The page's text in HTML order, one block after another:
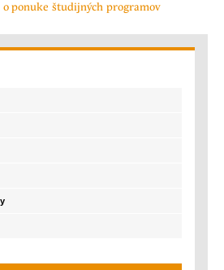
ponuke študijných programov